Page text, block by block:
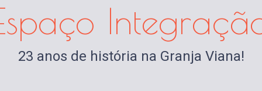
23 anos de história na Granja Viana!